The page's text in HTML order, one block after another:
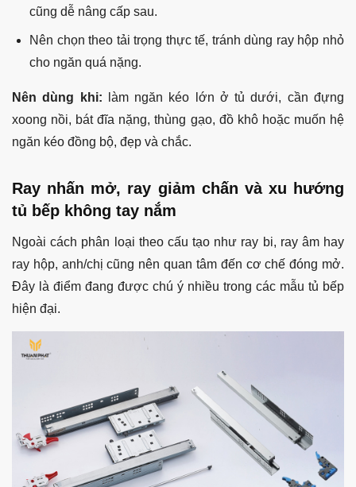
cũng dễ nâng cấp sau.
Nên chọn theo tải trọng thực tế, tránh dùng ray hộp nhỏ
cho ngăn quá nặng.
Nên dùng khi: làm ngăn kéo lớn ở tủ dưới, cần đựng
xoong nồi, bát đĩa nặng, thùng gạo, đồ khô hoặc muốn hệ
ngăn kéo đồng bộ, đẹp và chắc.
Ray nhấn mở, ray giảm chấn và xu hướng
tủ bếp không tay nắm
Ngoài cách phân loại theo cấu tạo như ray bi, ray âm hay
ray hộp, anh/chị cũng nên quan tâm đến cơ chế đóng mở.
Đây là điểm đang được chú ý nhiều trong các mẫu tủ bếp
hiện đại.